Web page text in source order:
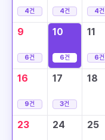
4건 4건 4건
9
6건
10
6건
11
6건
16
9건
17
3건
18
23 24 25